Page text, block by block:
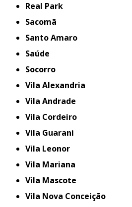
Real Park
Sacomã
Santo Amaro
Saúde
Socorro
Vila Alexandria
Vila Andrade
Vila Cordeiro
Vila Guarani
Vila Leonor
Vila Mariana
Vila Mascote
Vila Nova Conceição